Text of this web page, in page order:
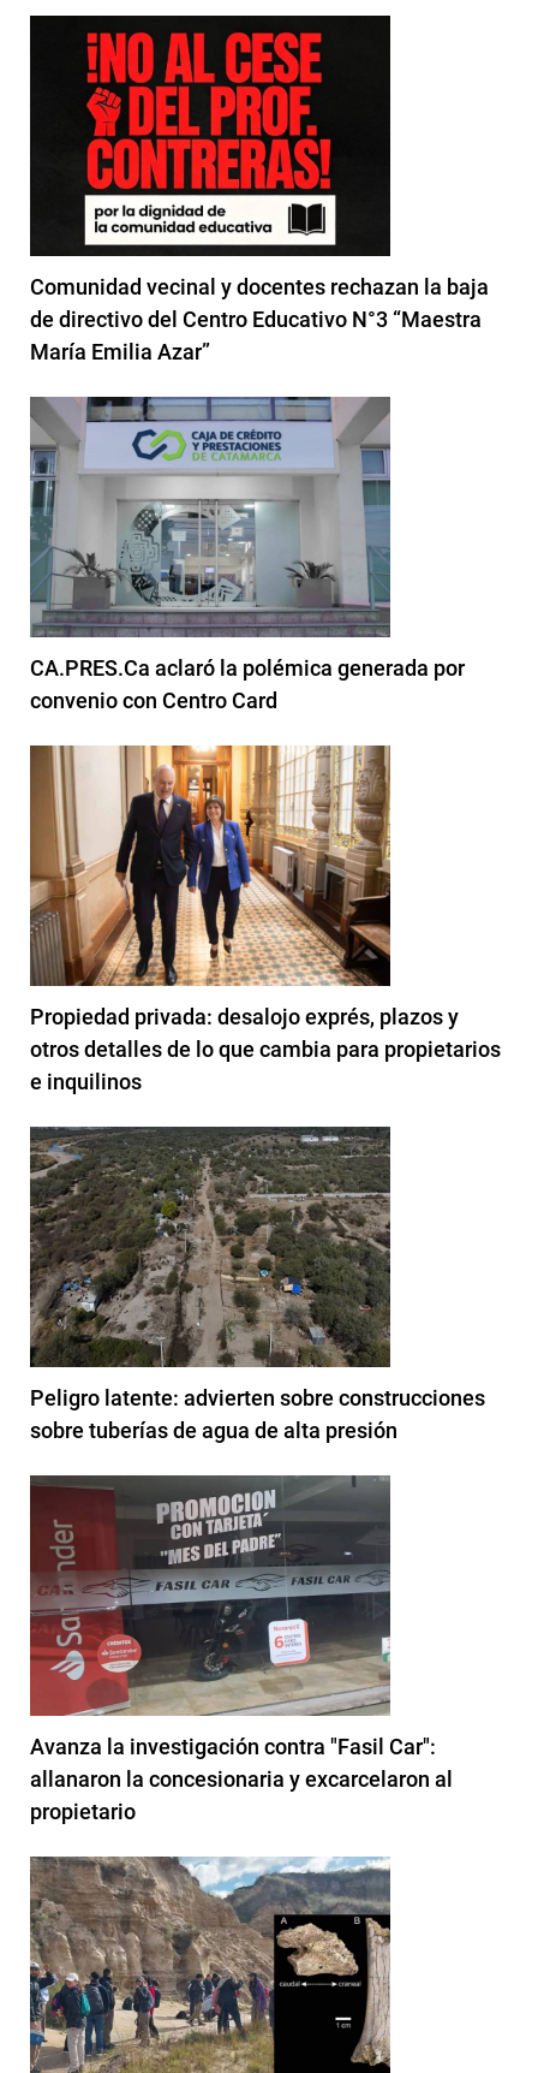
Comunidad vecinal y docentes rechazan la baja
de directivo del Centro Educativo N°3 “Maestra
María Emilia Azar”
CA.PRES.Ca aclaró la polémica generada por
convenio con Centro Card
Propiedad privada: desalojo exprés, plazos y
otros detalles de lo que cambia para propietarios
e inquilinos
Peligro latente: advierten sobre construcciones
sobre tuberías de agua de alta presión
Avanza la investigación contra "Fasil Car":
allanaron la concesionaria y excarcelaron al
propietario